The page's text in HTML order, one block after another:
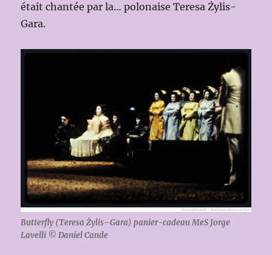
était chantée par la… polonaiseTeresa Żylis-
Gara.
Butterfly (Teresa Żylis–Gara) panier-cadeau MeS Jorge
Lavelli © Daniel Cande